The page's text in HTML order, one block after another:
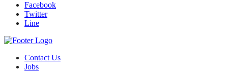
Facebook
Twitter
Line
Contact Us
Jobs